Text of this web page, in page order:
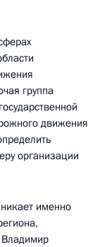
группа
движения
организации
именно
Владимир